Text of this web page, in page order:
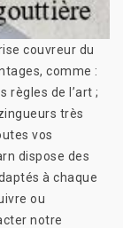
couvreur du
comme :
règles de l’art ;
très
vos
dispose des
à chaque
ou
notre